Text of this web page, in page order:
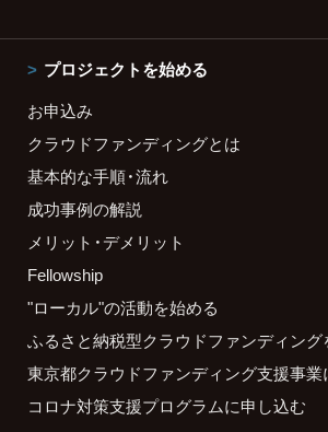
プロジェクトを始める
お申込み
クラウドファンディングとは
基本的な手順・流れ
成功事例の解説
メリット・デメリット
Fellowship
"ローカル"の活動を始める
ふるさと納税型クラウドファンディング
東京都クラウドファンディング支援事業
コロナ対策支援プログラムに申し込む